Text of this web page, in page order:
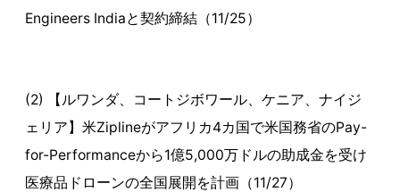
Engineers Indiaと契約締結（11/25）
(2) 【ルワンダ、コートジボワール、ケニア、ナイジ
ェリア】米Ziplineがアフリカ4カ国で米国務省のPay-
for-Performanceから1億5,000万ドルの助成金を受け
医療品ドローンの全国展開を計画（11/27）